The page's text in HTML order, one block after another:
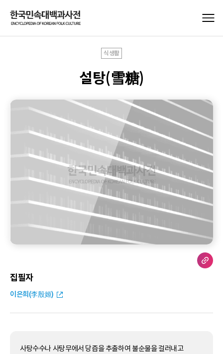
식생활
설탕(雪糖)
집필자
이은희(李殷姬)
사탕수수나 사탕무에서 당즙을 추출하여 불순물을 걸러내고